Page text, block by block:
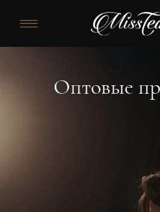
Оптовые
Оптовые